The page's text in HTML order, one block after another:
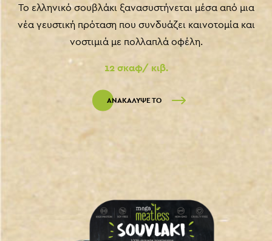
Το ελληνικό σουβλάκι ξανασυστήνεται μέσα από μια
νέα γευστική πρόταση που συνδυάζει καινοτομία και
νοστιμιά με πολλαπλά οφέλη.
12 σκαφ/ κιβ.
ΑΝΑΚΑΛΥΨΕ ΤΟ